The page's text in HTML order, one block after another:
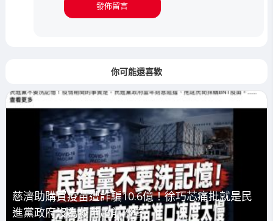
你可能還喜歡
慈濟助購買疫苗遭詐騙10.6億！徐巧芯痛批就是民
進黨政府沒為疫苗超前部署